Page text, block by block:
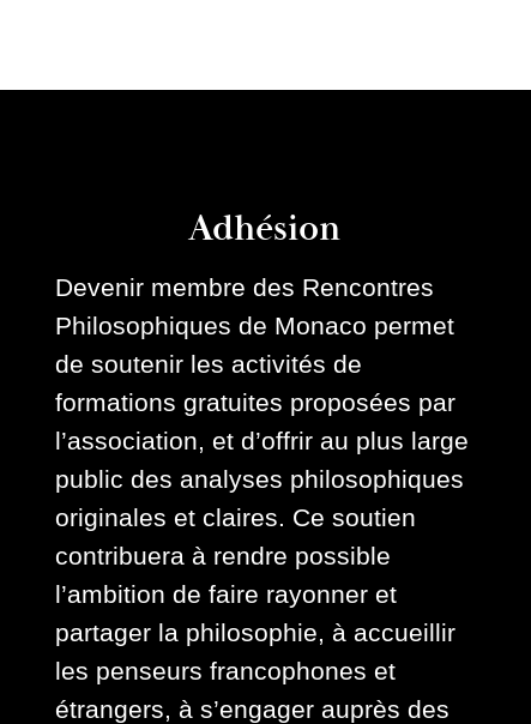
Adhésion
Devenir membre des Rencontres
Philosophiques de Monaco permet
de soutenir les activités de
formations gratuites proposées par
l’association, et d’offrir au plus large
public des analyses philosophiques
originales et claires. Ce soutien
contribuera à rendre possible
l’ambition de faire rayonner et
partager la philosophie, à accueillir
les penseurs francophones et
étrangers, à s’engager auprès des